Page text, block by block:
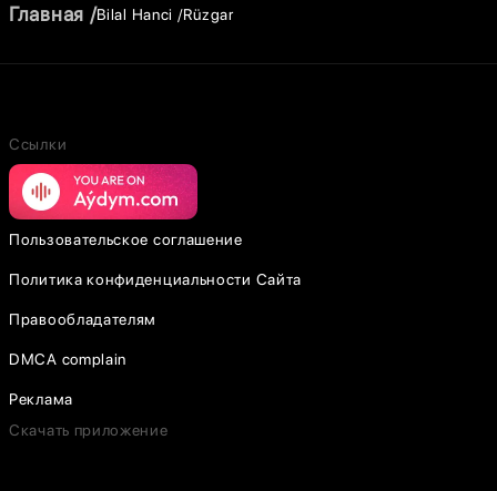
Главная Bilal Hanci Rüzgar
Ссылки
Пользовательское соглашение
Политика конфиденциальности Сайта
Правообладателям
DMCA complain
Реклама
Скачать приложение